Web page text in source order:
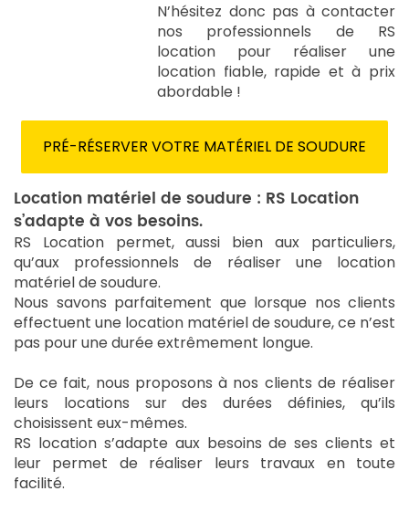
N’hésitez donc pas à contacter
nos professionnels de RS
location pour réaliser une
location fiable, rapide et à prix
abordable !
PRÉ-RÉSERVER VOTRE MATÉRIEL DE SOUDURE
Location matériel de soudure : RS Location
s’adapte à vos besoins.
RS Location permet, aussi bien aux particuliers,
qu’aux professionnels de réaliser une location
matériel de soudure.
Nous savons parfaitement que lorsque nos clients
effectuent une location matériel de soudure, ce n’est
pas pour une durée extrêmement longue.
De ce fait, nous proposons à nos clients de réaliser
leurs locations sur des durées définies, qu’ils
choisissent eux-mêmes.
RS location s’adapte aux besoins de ses clients et
leur permet de réaliser leurs travaux en toute
facilité.